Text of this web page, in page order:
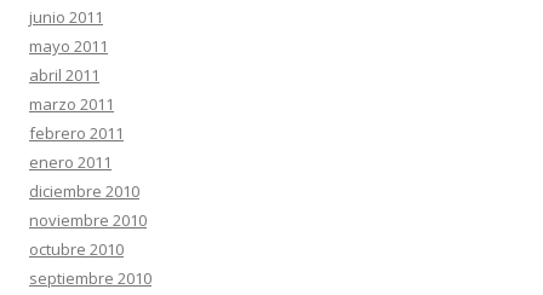
junio 2011
mayo 2011
abril 2011
marzo 2011
febrero 2011
enero 2011
diciembre 2010
noviembre 2010
octubre 2010
septiembre 2010